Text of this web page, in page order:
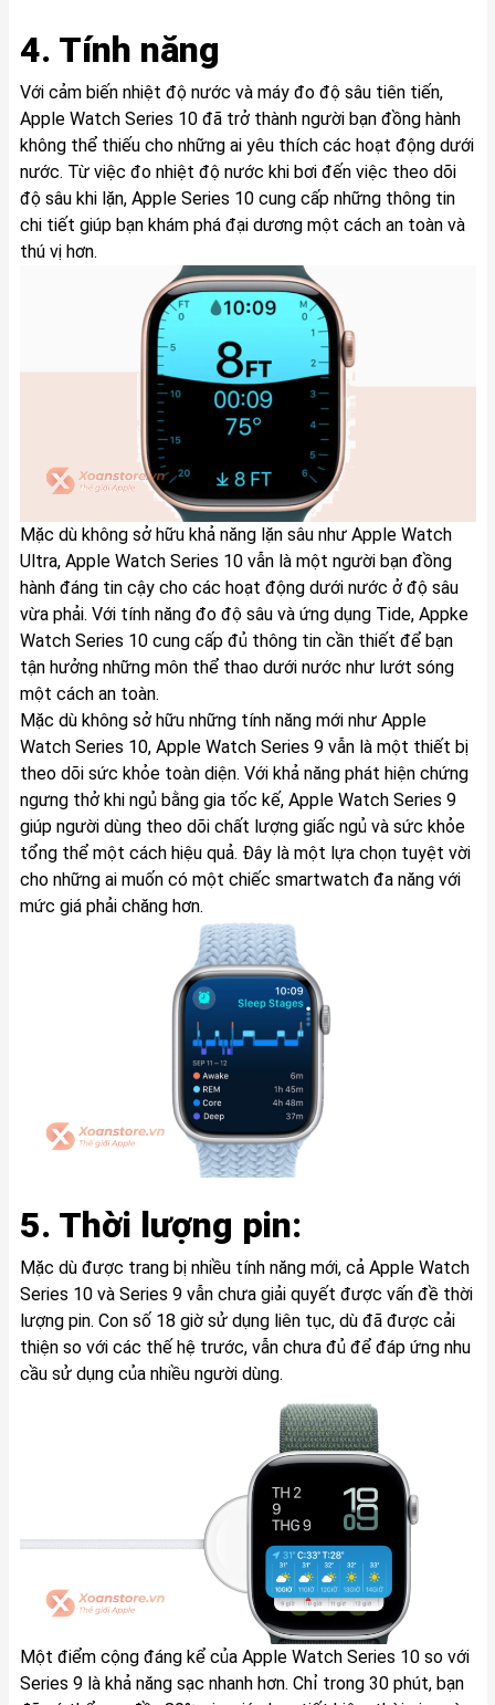
4. Tính năng
Với cảm biến nhiệt độ nước và máy đo độ sâu tiên tiến,
Apple Watch Series 10 đã trở thành người bạn đồng hành
không thể thiếu cho những ai yêu thích các hoạt động dưới
nước. Từ việc đo nhiệt độ nước khi bơi đến việc theo dõi
độ sâu khi lặn, Apple Series 10 cung cấp những thông tin
chi tiết giúp bạn khám phá đại dương một cách an toàn và
thú vị hơn.
Mặc dù không sở hữu khả năng lặn sâu như Apple Watch
Ultra, Apple Watch Series 10 vẫn là một người bạn đồng
hành đáng tin cậy cho các hoạt động dưới nước ở độ sâu
vừa phải. Với tính năng đo độ sâu và ứng dụng Tide, Appke
Watch Series 10 cung cấp đủ thông tin cần thiết để bạn
tận hưởng những môn thể thao dưới nước như lướt sóng
một cách an toàn.
Mặc dù không sở hữu những tính năng mới như Apple
Watch Series 10, Apple Watch Series 9 vẫn là một thiết bị
theo dõi sức khỏe toàn diện. Với khả năng phát hiện chứng
ngưng thở khi ngủ bằng gia tốc kế, Apple Watch Series 9
giúp người dùng theo dõi chất lượng giấc ngủ và sức khỏe
tổng thể một cách hiệu quả. Đây là một lựa chọn tuyệt vời
cho những ai muốn có một chiếc smartwatch đa năng với
mức giá phải chăng hơn.
5. Thời lượng pin:
Mặc dù được trang bị nhiều tính năng mới, cả Apple Watch
Series 10 và Series 9 vẫn chưa giải quyết được vấn đề thời
lượng pin. Con số 18 giờ sử dụng liên tục, dù đã được cải
thiện so với các thế hệ trước, vẫn chưa đủ để đáp ứng nhu
cầu sử dụng của nhiều người dùng.
Một điểm cộng đáng kể của Apple Watch Series 10 so với
Series 9 là khả năng sạc nhanh hơn. Chỉ trong 30 phút, bạn